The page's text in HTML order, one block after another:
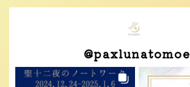
@paxlunatomoe